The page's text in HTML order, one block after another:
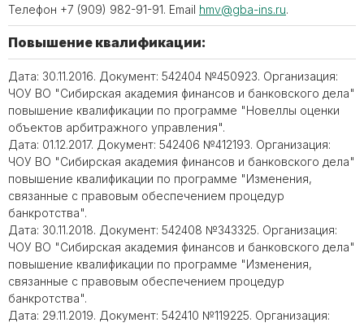
Телефон +7 (909) 982-91-91. Email hmv@gba-ins.ru.
Повышение квалификации:
Дата: 30.11.2016. Документ: 542404 №450923. Организация:
ЧОУ ВО "Сибирская академия финансов и банковского дела"
повышение квалификации по программе "Новеллы оценки
объектов арбитражного управления".
Дата: 01.12.2017. Документ: 542406 №412193. Организация:
ЧОУ ВО "Сибирская академия финансов и банковского дела"
повышение квалификации по программе "Изменения,
связанные с правовым обеспечением процедур
банкротства".
Дата: 30.11.2018. Документ: 542408 №343325. Организация:
ЧОУ ВО "Сибирская академия финансов и банковского дела"
повышение квалификации по программе "Изменения,
связанные с правовым обеспечением процедур
банкротства".
Дата: 29.11.2019. Документ: 542410 №119225. Организация: